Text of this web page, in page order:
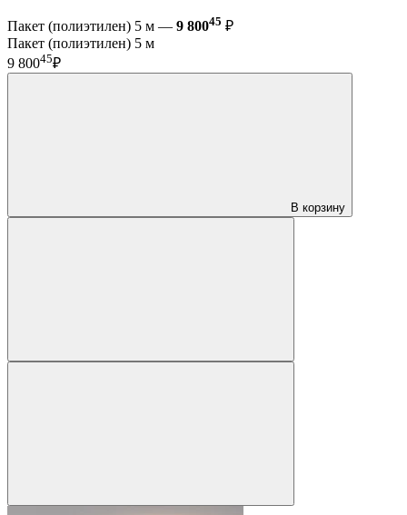
Пакет (полиэтилен) 5 м — 9 80045 ₽
Пакет (полиэтилен) 5 м
9 80045₽
В корзину